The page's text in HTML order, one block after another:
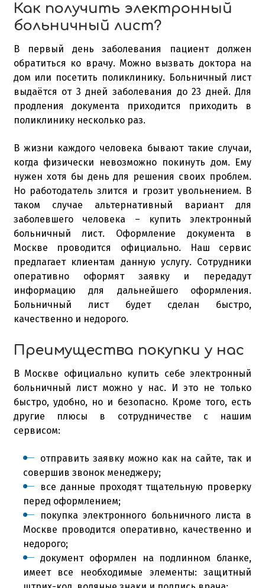
Как получить электронный
больничный лист?
В первый день заболевания пациент должен
обратиться ко врачу. Можно вызвать доктора на
дом или посетить поликлинику. Больничный лист
выдаётся от 3 дней заболевания до 23 дней. Для
продления документа приходится приходить в
поликлинику несколько раз.
В жизни каждого человека бывают такие случаи,
когда физически невозможно покинуть дом. Ему
нужен хотя бы день для решения своих проблем.
Но работодатель злится и грозит увольнением. В
таком случае альтернативный вариант для
заболевшего человека – купить электронный
больничный лист. Оформление документа в
Москве проводится официально. Наш сервис
предлагает клиентам данную услугу. Сотрудники
оперативно оформят заявку и передадут
информацию для дальнейшего оформления.
Больничный лист будет сделан быстро,
качественно и недорого.
Преимущества покупки у нас
В Москве официально купить себе электронный
больничный лист можно у нас. И это не только
быстро, удобно, но и безопасно. Кроме того, есть
другие плюсы в сотрудничестве с нашим
сервисом:
отправить заявку можно как на сайте, так и
совершив звонок менеджеру;
все данные проходят тщательную проверку
перед оформлением;
покупка электронного больничного листа в
Москве проводится оперативно, качественно и
недорого;
документ оформлен на подлинном бланке,
имеет все необходимые элементы: защитный